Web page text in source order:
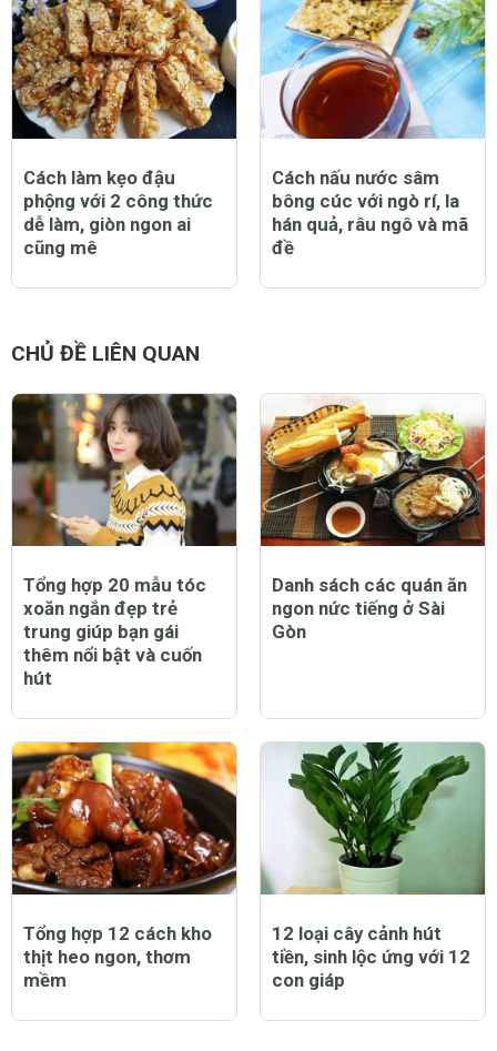
Cách làm kẹo đậu
phộng với 2 công thức
dễ làm, giòn ngon ai
cũng mê
Cách nấu nước sâm
bông cúc với ngò rí, la
hán quả, râu ngô và mã
đề
CHỦ ĐỀ LIÊN QUAN
Tổng hợp 20 mẫu tóc
xoăn ngắn đẹp trẻ
trung giúp bạn gái
thêm nổi bật và cuốn
hút
Danh sách các quán ăn
ngon nức tiếng ở Sài
Gòn
Tổng hợp 12 cách kho
thịt heo ngon, thơm
mềm
12 loại cây cảnh hút
tiền, sinh lộc ứng với 12
con giáp